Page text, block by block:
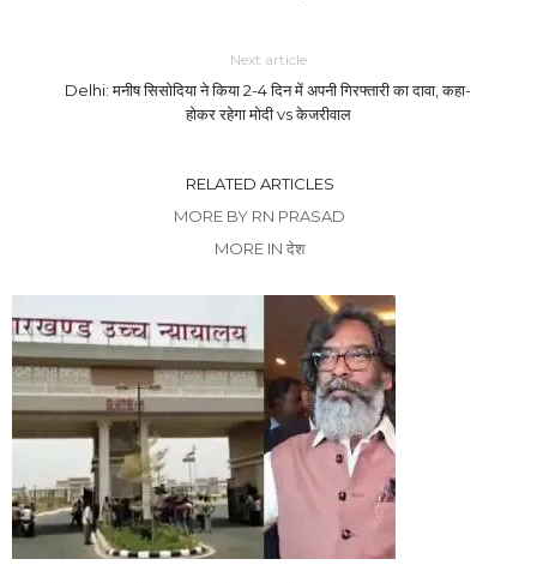
Next article
Delhi: मनीष सिसोदिया ने किया 2-4 दिन में अपनी गिरफ्तारी का दावा, कहा-
होकर रहेगा मोदी vs केजरीवाल
RELATED ARTICLES
MORE BY RN PRASAD
MORE IN देश